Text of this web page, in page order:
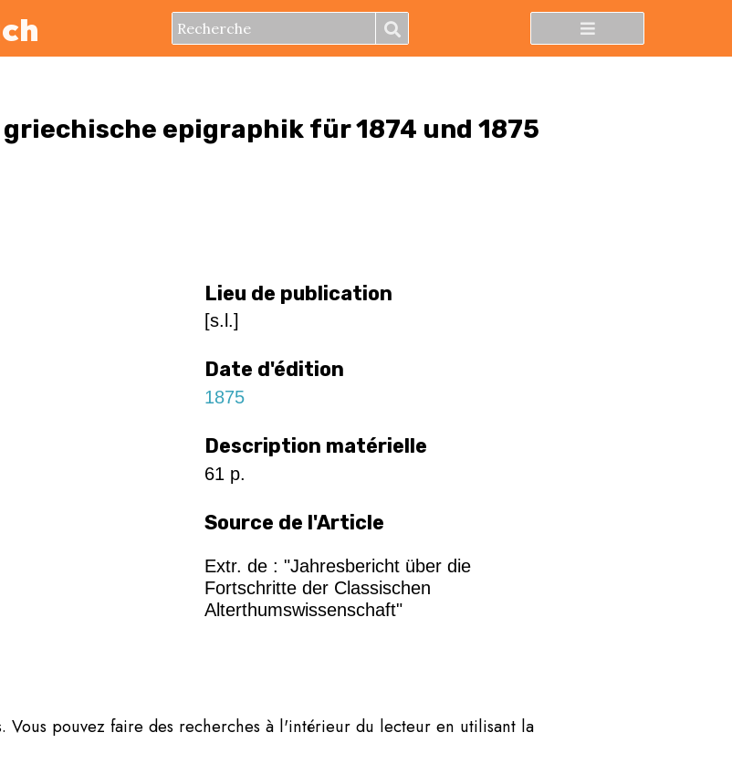
epigraphik für 1874 und 1875
Lieu de publication
[s.l.]
Date d'édition
1875
Description matérielle
61 p.
Source de l'Article
Extr. de : "Jahresbericht über die
Fortschritte der Classischen
Alterthumswissenschaft"